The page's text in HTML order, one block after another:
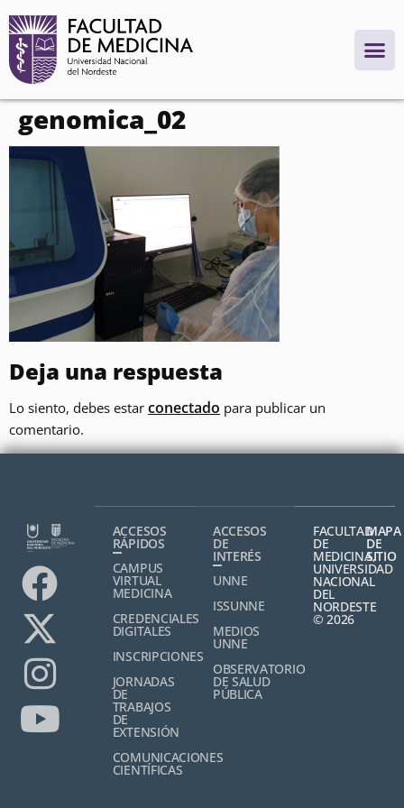
contenido
genomica_02
Deja una respuesta
Lo siento, debes estar conectado para publicar un
comentario.
ACCESOS
RÁPIDOS
CAMPUS
VIRTUAL
MEDICINA
CREDENCIALES
DIGITALES
INSCRIPCIONES
JORNADAS
DE
TRABAJOS
DE
EXTENSIÓN
COMUNICACIONES
CIENTÍFICAS
ACCESOS
DE
INTERÉS
UNNE
ISSUNNE
MEDIOS
UNNE
OBSERVATORIO
DE SALUD
PÚBLICA
FACULTAD
DE
MEDICINA,
UNIVERSIDAD
NACIONAL
DEL
NORDESTE
© 2026
MAPA
DE
SITIO